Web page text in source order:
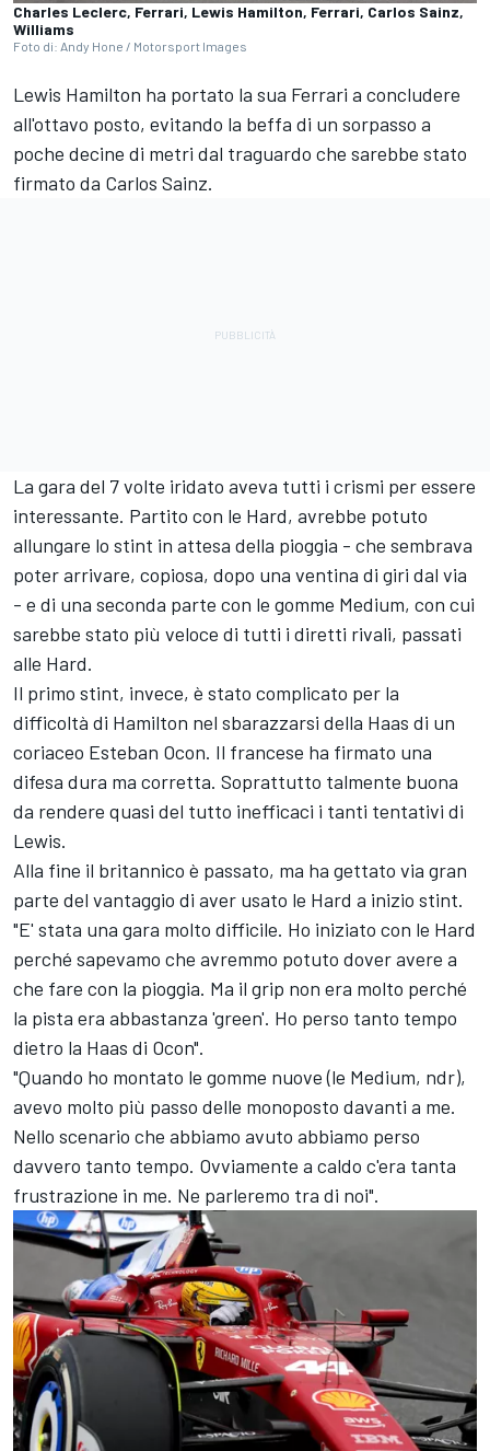
Charles Leclerc, Ferrari, Lewis Hamilton, Ferrari, Carlos Sainz,
Williams
Foto di: Andy Hone / Motorsport Images
Lewis Hamilton ha portato la sua Ferrari a concludere
all'ottavo posto, evitando la beffa di un sorpasso a
poche decine di metri dal traguardo che sarebbe stato
firmato da Carlos Sainz.
La gara del 7 volte iridato aveva tutti i crismi per essere
interessante. Partito con le Hard, avrebbe potuto
allungare lo stint in attesa della pioggia - che sembrava
poter arrivare, copiosa, dopo una ventina di giri dal via
- e di una seconda parte con le gomme Medium, con cui
sarebbe stato più veloce di tutti i diretti rivali, passati
alle Hard.
Il primo stint, invece, è stato complicato per la
difficoltà di Hamilton nel sbarazzarsi della Haas di un
coriaceo Esteban Ocon. Il francese ha firmato una
difesa dura ma corretta. Soprattutto talmente buona
da rendere quasi del tutto inefficaci i tanti tentativi di
Lewis.
Alla fine il britannico è passato, ma ha gettato via gran
parte del vantaggio di aver usato le Hard a inizio stint.
"E' stata una gara molto difficile. Ho iniziato con le Hard
perché sapevamo che avremmo potuto dover avere a
che fare con la pioggia. Ma il grip non era molto perché
la pista era abbastanza 'green'. Ho perso tanto tempo
dietro la Haas di Ocon".
"Quando ho montato le gomme nuove (le Medium, ndr),
avevo molto più passo delle monoposto davanti a me.
Nello scenario che abbiamo avuto abbiamo perso
davvero tanto tempo. Ovviamente a caldo c'era tanta
frustrazione in me. Ne parleremo tra di noi".